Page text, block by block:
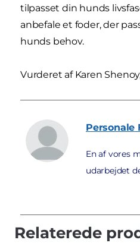
tilpasset din hunds
anbefale et foder, der
hunds behov.
Vurderet af Karen
Personale
En af vores
udarbejdet
Relaterede